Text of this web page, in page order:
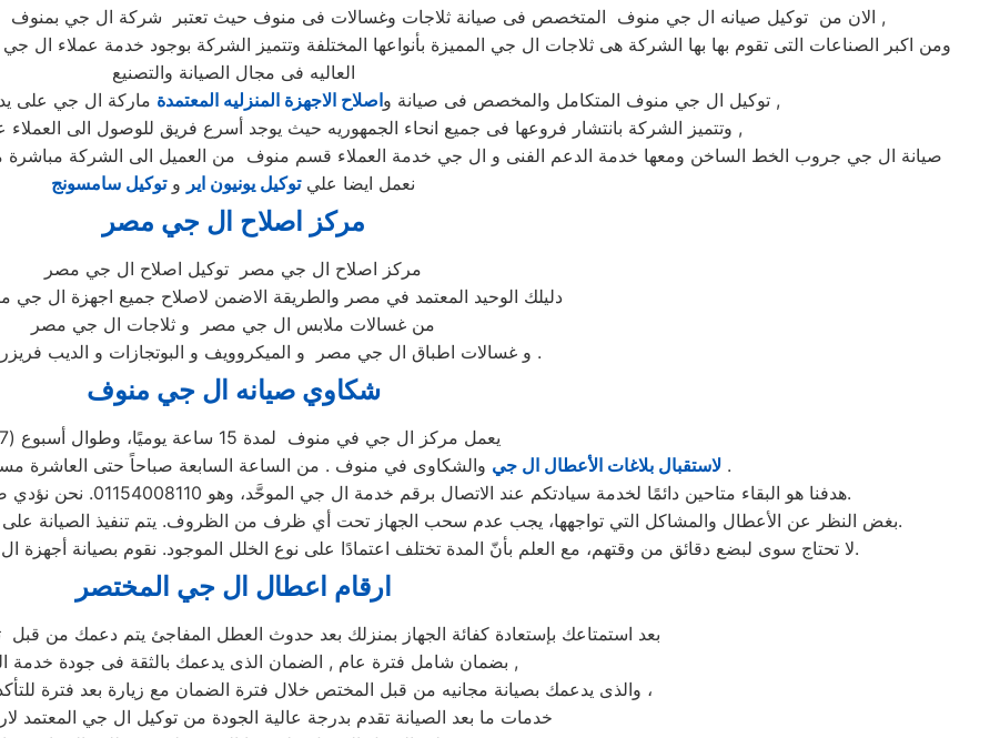
الان من توكيل صيانه ال جي منوف المتخصص فى صيانة ثلاجات وغسالات فى منوف حيث تعتبر شركة ال جي بمنوف من اكبر الشركات فى منوف فى صيانة الاجهزة الكهربائيه ,
ومن اكبر الصناعات التى تقوم بها بها الشركة هى ثلاجات ال جي المميزة بأنواعها المختلفة وتتميز الشركة بوجود خدمة عملاء ال
العاليه فى مجال الصيانة والتصنيع
توكيل ال جي منوف المتكامل والمخصص فى صيانة واصلاح الاجهزة المنزليه المعتمدة
ماركة ال جي على يد خبراء الصيانة المعتمدين للماركات العالمية ,
وتتميز الشركة بانتشار فروعها فى جميع انحاء الجمهوريه حيث يوجد أسرع فريق للوصول الى العملاء على مدار اليوم يصلك الفريق اينما كنت ,
صيانة ال جي جروب الخط الساخن ومعها خدمة الدعم الفنى و ال جي خدمة العملاء قسم منوف من العميل الى الشركة مباشرة
نعمل ايضا عليتوكيل يونيون اير وتوكيل سامسونج
مركز اصلاح ال جي مصر
مركز اصلاح ال جي مصر توكيل اصلاح ال جي مصر
دليلك الوحيد المعتمد في مصر والطريقة الاضمن لاصلاح جميع اجهزة ال جي
من غسالات ملابس ال جي مصر و ثلاجات ال جي مصر
و غسالات اطباق ال جي مصر و الميكروويف و البوتجازات و الديب فريزر المبردات .
شكاوي صيانه ال جي منوف
يعمل مركز ال جي في منوف لمدة 15 ساعة يوميًا، وطوال أسبوع (15/7)
لاستقبال بلاغات الأعطال ال جيوالشكاوى في منوف . من الساعة السابعة صباحاً حتى العاشرة مساءً بتوقيت منوف في منطقة منوف .
هدفنا هو البقاء متاحين دائمًا لخدمة سيادتكم عند الاتصال برقم خدمة ال جي الموحَّد، وهو 01154008110. نحن نؤدي صيانة لأي جهاز من جهزة ال جي في منوف بحضرتكم.
بغض النظر عن الأعطال والمشاكل التي تواجهها، يجب عدم سحب الجهاز تحت أي ظرف من الظروف. يتم تنفيذ الصيانة على يد فنيي ال جي في مدينة منوف بشكلٍ فوري عند حضورهم.
لا تحتاج سوى لبضع دقائق من وقتهم، مع العلم بأنّ المدة تختلف اعتمادًا على نوع الخلل الموجود. نقوم بصيانة أجهزة ال جي الموجودة في منوف فقط، ولا نبيع قطع الغيار لها.
ارقام اعطال ال جي المختصر
بعد استمتاعك بإستعادة كفائة الجهاز بمنزلك بعد حدوث العطل المفاجئ يتم دعمك من
بضمان شامل فترة عام , الضمان الذى يدعمك بالثقة فى جودة خدمة المختص ,
والذى يدعمك بصيانة مجانيه من قبل المختص خلال فترة الضمان مع زيارة بعد فترة للتأكد من سلامه وكفائة الجهاز ،
خدمات ما بعد الصيانة تقدم بدرجة عالية الجودة من توكيل ال جي المعتمد